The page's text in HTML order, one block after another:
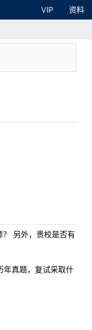
VIP
资料
另外，贵校是否有
年真题，复试采取什